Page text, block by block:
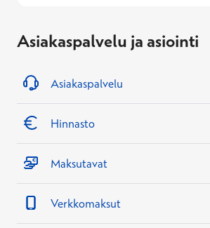
Asiakaspalvelu ja asiointi
Asiakaspalvelu
Hinnasto
Maksutavat
Verkkomaksut